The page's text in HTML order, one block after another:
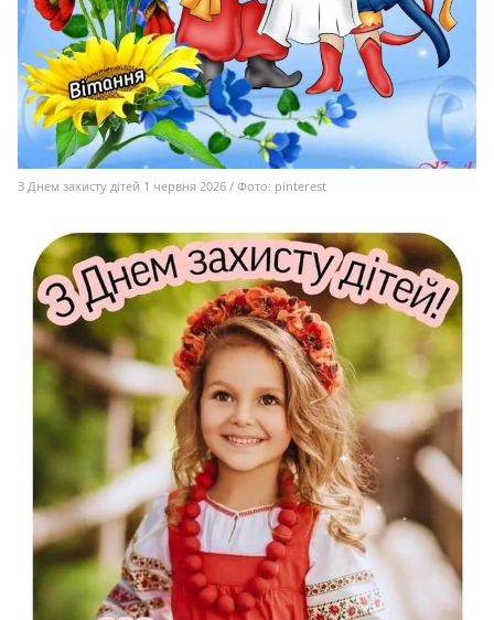
З Днем захисту дітей 1 червня 2026 / Фото: pinterest